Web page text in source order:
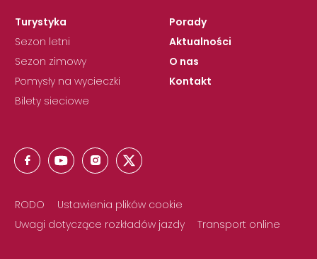
Turystyka
Sezon letni
Sezon zimowy
Pomysły na wycieczki
Bilety sieciowe
Porady
Aktualności
O nas
Kontakt
RODO
Ustawienia plików cookie
Uwagi dotyczące rozkładów jazdy
Transport online